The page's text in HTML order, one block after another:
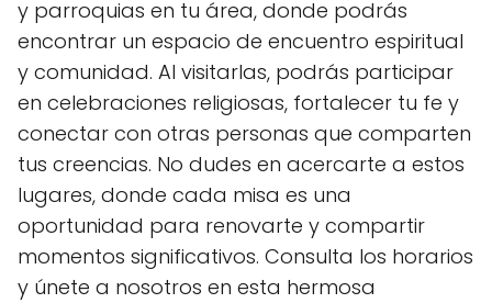
y parroquias en tu área, donde podrás
encontrar un espacio de encuentro espiritual
y comunidad. Al visitarlas, podrás participar
en celebraciones religiosas, fortalecer tu fe y
conectar con otras personas que comparten
tus creencias. No dudes en acercarte a estos
lugares, donde cada misa es una
oportunidad para renovarte y compartir
momentos significativos. Consulta los horarios
y únete a nosotros en esta hermosa